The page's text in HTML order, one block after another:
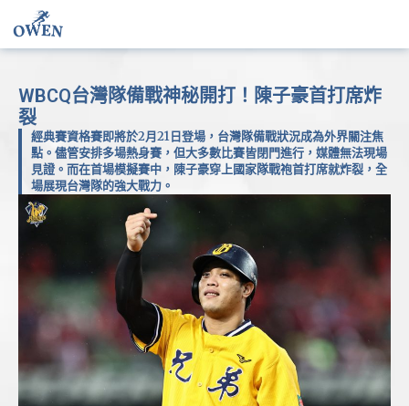
WBCQ台灣隊備戰神秘開打！陳子豪首打席炸
裂
經典賽資格賽即將於2月21日登場，台灣隊備戰狀況成為外界關注焦
點。儘管安排多場熱身賽，但大多數比賽皆閉門進行，媒體無法現場
見證。而在首場模擬賽中，陳子豪穿上國家隊戰袍首打席就炸裂，全
場展現台灣隊的強大戰力。